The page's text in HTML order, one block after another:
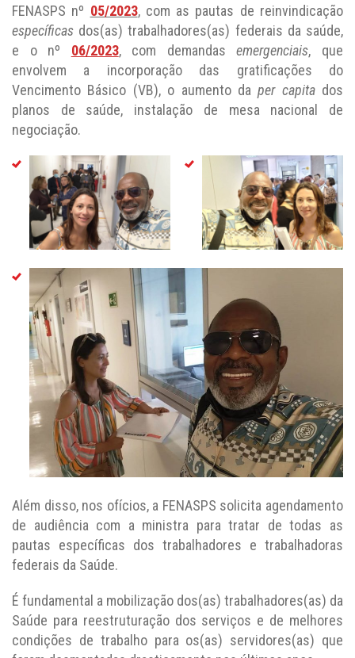
FENASPS nº 05/2023, com as pautas de reinvindicação
específicas dos(as) trabalhadores(as) federais da saúde,
e o nº 06/2023, com demandasemergenciais, que
envolvem a incorporação das gratificações do
Vencimento Básico (VB), o aumento daper capitados
planos de saúde, instalação de mesa nacional de
negociação.
Além disso, nos ofícios, a FENASPS solicita agendamento
de audiência com a ministra para tratar de todas as
pautas específicas dos trabalhadores e trabalhadoras
federais da Saúde.
É fundamental a mobilização dos(as) trabalhadores(as) da
Saúde para reestruturação dos serviços e de melhores
condições de trabalho para os(as) servidores(as) que